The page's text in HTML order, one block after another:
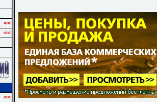
<<
<<
<<